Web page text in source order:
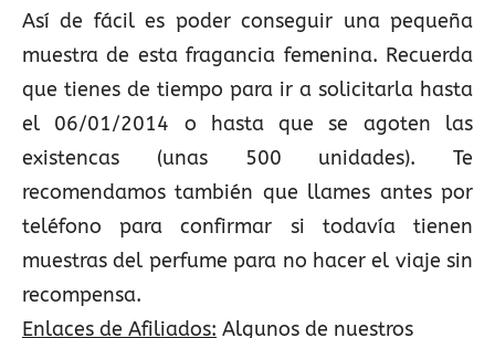
Así de fácil es poder conseguir una pequeña
muestra de esta fragancia femenina. Recuerda
que tienes de tiempo para ir a solicitarla hasta
el 06/01/2014 o hasta que se agoten las
existencas (unas 500 unidades). Te
recomendamos también que llames antes por
teléfono para confirmar si todavía tienen
muestras del perfume para no hacer el viaje sin
recompensa.
Enlaces de Afiliados: Algunos de nuestros